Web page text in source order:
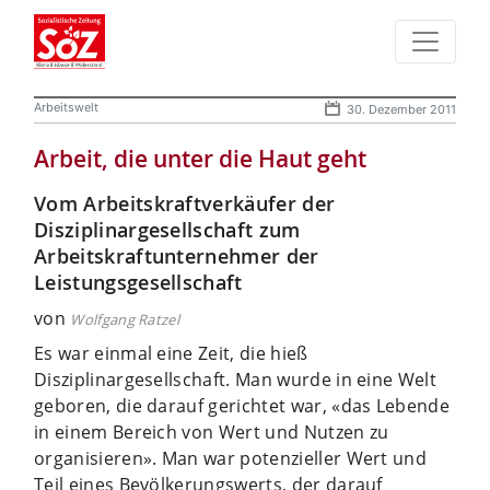
Arbeitswelt 30. Dezember 2011
Arbeit, die unter die Haut geht
Vom Arbeitskraftverkäufer der
Disziplinargesellschaft zum
Arbeitskraftunternehmer der
Leistungsgesellschaft
von Wolfgang Ratzel
Es war einmal eine Zeit, die hieß
Disziplinargesellschaft. Man wurde in eine Welt
geboren, die darauf gerichtet war, «das Lebende
in einem Bereich von Wert und Nutzen zu
organisieren». Man war potenzieller Wert und
Teil eines Bevölkerungswerts, der darauf